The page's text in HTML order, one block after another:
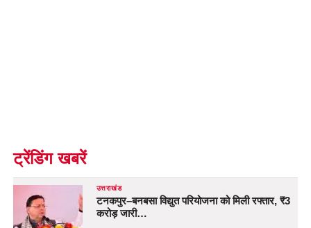
ट्रेंडिंग खबरें
उत्तराखंड
टनकपुर–बनबसा विद्युत परियोजना को मिली रफ्तार, ₹3
करोड़ जारी…